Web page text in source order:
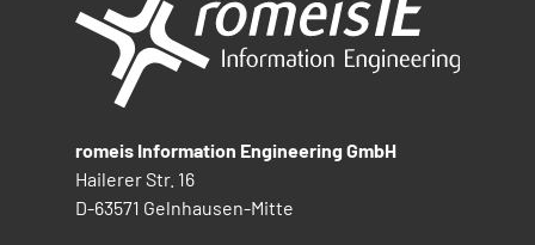
romeis Information Engineering GmbH
Hailerer Str. 16
D-63571 Gelnhausen-Mitte